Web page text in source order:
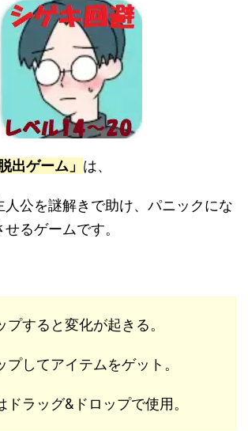
出ゲーム」 は、
人公を謎解きで助け、パニックにな
るゲームです。
プすると変化が起きる。
プしてアイテムをゲット。
ドラッグ&ドロップで使用。